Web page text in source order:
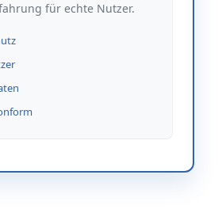
für echte Nutzer.